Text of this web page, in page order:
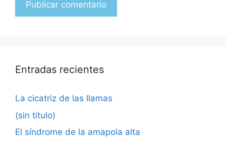
Entradas recientes
La cicatriz de las llamas
(sin título)
El síndrome de la amapola alta